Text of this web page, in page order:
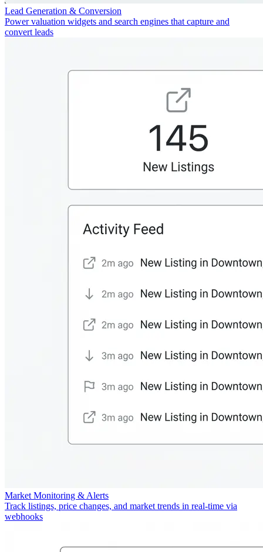
Lead Generation & Conversion
Power valuation widgets and search engines that capture and
convert leads
Market Monitoring & Alerts
Track listings, price changes, and market trends in real-time via
webhooks